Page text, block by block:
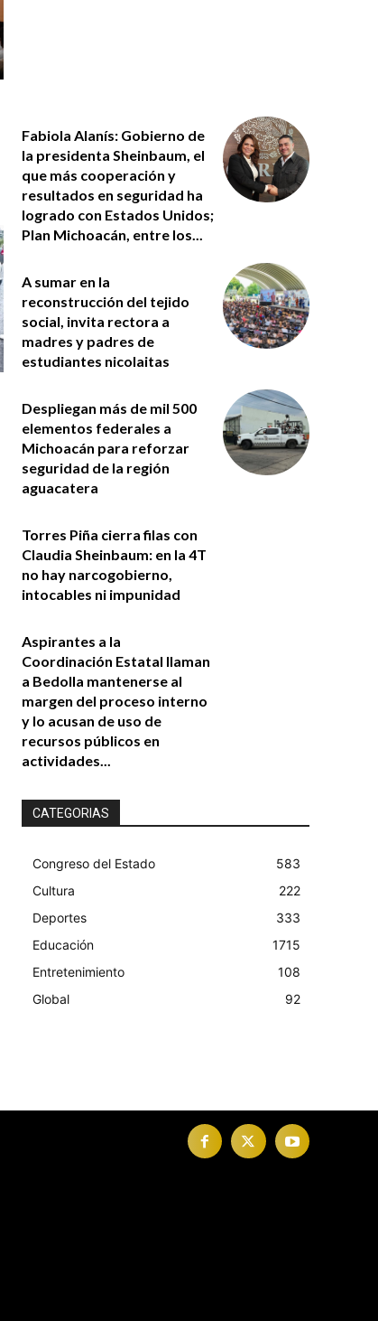
Fabiola Alanís: Gobierno de
la presidenta Sheinbaum, el
que más cooperación y
resultados en seguridad ha
logrado con Estados Unidos;
Plan Michoacán, entre los...
A sumar en la
reconstrucción del tejido
social, invita rectora a
madres y padres de
estudiantes nicolaitas
Despliegan más de mil 500
elementos federales a
Michoacán para reforzar
seguridad de la región
aguacatera
Torres Piña cierra filas con
Claudia Sheinbaum: en la 4T
no hay narcogobierno,
intocables ni impunidad
Aspirantes a la
Coordinación Estatal llaman
a Bedolla mantenerse al
margen del proceso interno
y lo acusan de uso de
recursos públicos en
actividades...
CATEGORIAS
Congreso del Estado
583
Cultura
222
Deportes
333
Educación
1715
Entretenimiento
108
Global
92